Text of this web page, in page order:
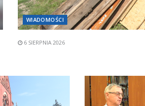
WIADOMOŚCI
6 SIERPNIA 2026